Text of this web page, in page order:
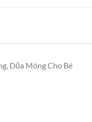
Dũa Móng Cho Bé